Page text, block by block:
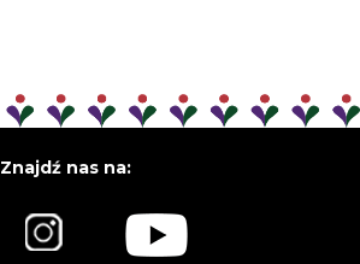
Znajdź nas na: